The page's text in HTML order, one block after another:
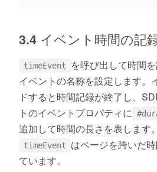
3.4 イベント時間の記
timeEvent
を呼び出して時間
イベントの名称を設定します。
ドすると時間記録が終了し、
トのイベントプロパティに
追加して時間の長さを表します
timeEvent
はページを跨いだ
ています。